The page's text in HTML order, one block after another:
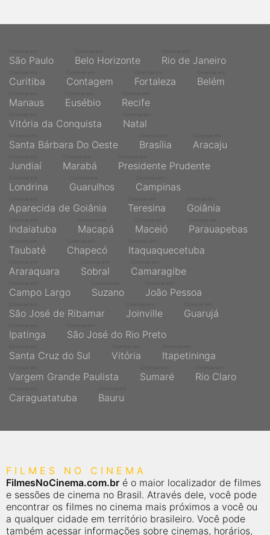
São Paulo Belo Horizonte Rio de Janeiro
Curitiba Contagem Fortaleza Belém
Manaus Eusébio Recife
Vitória da Conquista Natal
Santa Bárbara Do Oeste Brasília Aracaju
Jundiaí Marabá Presidente Prudente
Londrina Guarulhos Campinas
Aparecida de Goiânia Teresina Goiânia
Indaiatuba Macapá Maceió Parauapebas
Taubaté Chapecó Itaquaquecetuba
Araraquara Sobral Camaragibe
Campo Largo Suzano João Pessoa
São José de Ribamar Joinville Guarujá
Ipatinga São José do Rio Preto
Santa Cruz do Sul Vitória Itapetininga
Vargem Grande Paulista Sumaré Rio Claro
Caraguatatuba Bauru
FILMES NO CINEMA
FilmesNoCinema.com.br é o maior localizador de filmes
e sessões de cinema no Brasil. Através dele, você pode
encontrar os filmes no cinema mais próximos a você ou
a qualquer cidade em território brasileiro. Você pode
também acessar informações sobre cinemas, horários,